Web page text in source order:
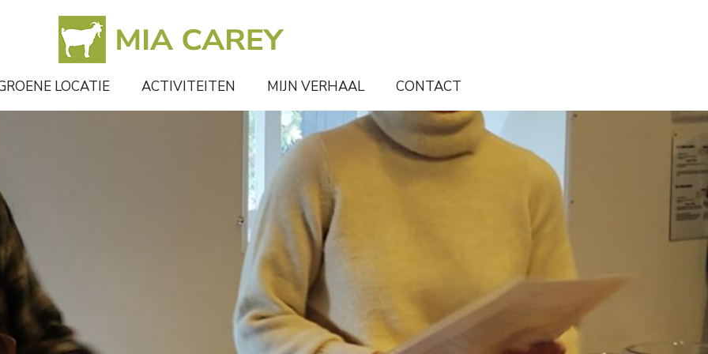
LOCATIE ACTIVITEITEN MIJN VERHAAL CONTACT